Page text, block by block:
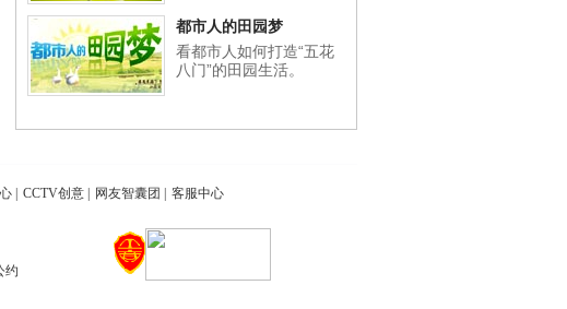
都市人的田园梦
看都市人如何打造“五花
八门”的田园生活。
CCTV创意 网友智囊团 客服中心
约